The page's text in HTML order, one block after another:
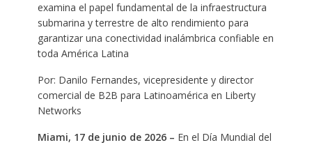
examina el papel fundamental de la infraestructura
submarina y terrestre de alto rendimiento para
garantizar una conectividad inalámbrica confiable en
toda América Latina
Por: Danilo Fernandes, vicepresidente y director
comercial de B2B para Latinoamérica en Liberty
Networks
Miami, 17 de junio de 2026 – En el Día Mundial del